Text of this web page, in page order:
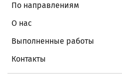
По направлениям
О нас
Выполненные работы
Контакты